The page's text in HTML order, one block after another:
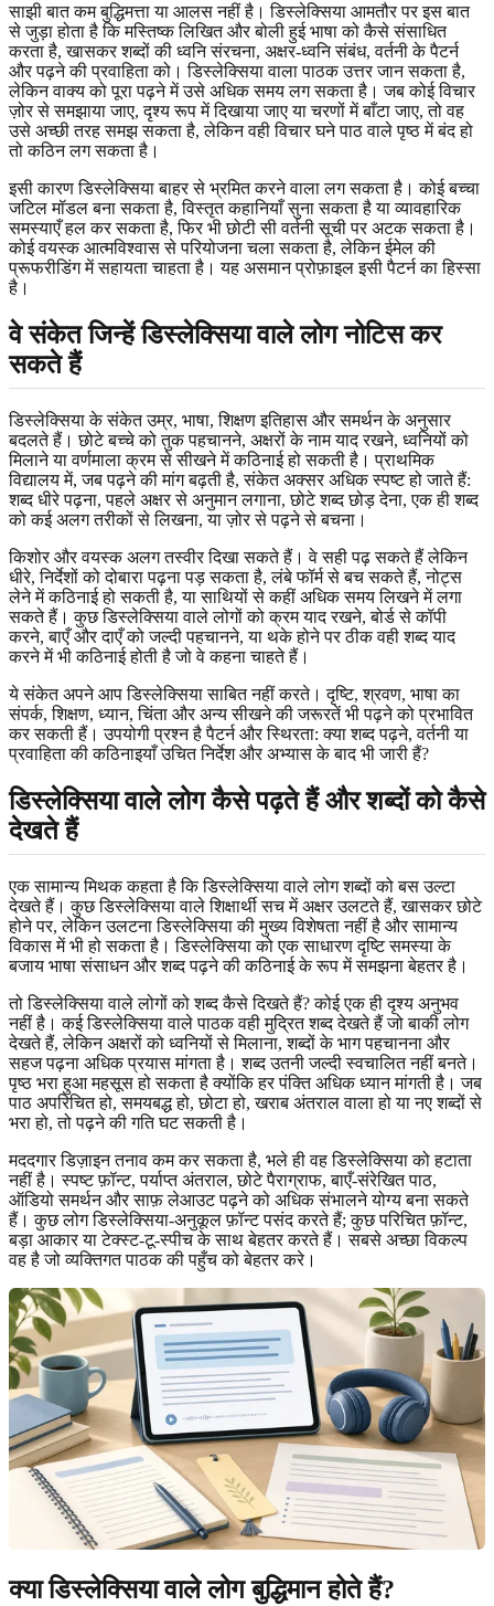
साझी बात कम बुद्धिमत्ता या आलस नहीं है। डिस्लेक्सिया आमतौर पर इस बात
से जुड़ा होता है कि मस्तिष्क लिखित और बोली हुई भाषा को कैसे संसाधित
करता है, खासकर शब्दों की ध्वनि संरचना, अक्षर-ध्वनि संबंध, वर्तनी के पैटर्न
और पढ़ने की प्रवाहिता को। डिस्लेक्सिया वाला पाठक उत्तर जान सकता है,
लेकिन वाक्य को पूरा पढ़ने में उसे अधिक समय लग सकता है। जब कोई विचार
ज़ोर से समझाया जाए, दृश्य रूप में दिखाया जाए या चरणों में बाँटा जाए, तो वह
उसे अच्छी तरह समझ सकता है, लेकिन वही विचार घने पाठ वाले पृष्ठ में बंद हो
तो कठिन लग सकता है।
इसी कारण डिस्लेक्सिया बाहर से भ्रमित करने वाला लग सकता है। कोई बच्चा
जटिल मॉडल बना सकता है, विस्तृत कहानियाँ सुना सकता है या व्यावहारिक
समस्याएँ हल कर सकता है, फिर भी छोटी सी वर्तनी सूची पर अटक सकता है।
कोई वयस्क आत्मविश्वास से परियोजना चला सकता है, लेकिन ईमेल की
प्रूफरीडिंग में सहायता चाहता है। यह असमान प्रोफ़ाइल इसी पैटर्न का हिस्सा
है।
वे संकेत जिन्हें डिस्लेक्सिया वाले लोग नोटिस कर
सकते हैं
डिस्लेक्सिया के संकेत उम्र, भाषा, शिक्षण इतिहास और समर्थन के अनुसार
बदलते हैं। छोटे बच्चे को तुक पहचानने, अक्षरों के नाम याद रखने, ध्वनियों को
मिलाने या वर्णमाला क्रम से सीखने में कठिनाई हो सकती है। प्राथमिक
विद्यालय में, जब पढ़ने की मांग बढ़ती है, संकेत अक्सर अधिक स्पष्ट हो जाते हैं:
शब्द धीरे पढ़ना, पहले अक्षर से अनुमान लगाना, छोटे शब्द छोड़ देना, एक ही शब्द
को कई अलग तरीकों से लिखना, या ज़ोर से पढ़ने से बचना।
किशोर और वयस्क अलग तस्वीर दिखा सकते हैं। वे सही पढ़ सकते हैं लेकिन
धीरे, निर्देशों को दोबारा पढ़ना पड़ सकता है, लंबे फॉर्म से बच सकते हैं, नोट्स
लेने में कठिनाई हो सकती है, या साथियों से कहीं अधिक समय लिखने में लगा
सकते हैं। कुछ डिस्लेक्सिया वाले लोगों को क्रम याद रखने, बोर्ड से कॉपी
करने, बाएँ और दाएँ को जल्दी पहचानने, या थके होने पर ठीक वही शब्द याद
करने में भी कठिनाई होती है जो वे कहना चाहते हैं।
ये संकेत अपने आप डिस्लेक्सिया साबित नहीं करते। दृष्टि, श्रवण, भाषा का
संपर्क, शिक्षण, ध्यान, चिंता और अन्य सीखने की जरूरतें भी पढ़ने को प्रभावित
कर सकती हैं। उपयोगी प्रश्न है पैटर्न और स्थिरता: क्या शब्द पढ़ने, वर्तनी या
प्रवाहिता की कठिनाइयाँ उचित निर्देश और अभ्यास के बाद भी जारी हैं?
डिस्लेक्सिया वाले लोग कैसे पढ़ते हैं और शब्दों को कैसे
देखते हैं
एक सामान्य मिथक कहता है कि डिस्लेक्सिया वाले लोग शब्दों को बस उल्टा
देखते हैं। कुछ डिस्लेक्सिया वाले शिक्षार्थी सच में अक्षर उलटते हैं, खासकर छोटे
होने पर, लेकिन उलटना डिस्लेक्सिया की मुख्य विशेषता नहीं है और सामान्य
विकास में भी हो सकता है। डिस्लेक्सिया को एक साधारण दृष्टि समस्या के
बजाय भाषा संसाधन और शब्द पढ़ने की कठिनाई के रूप में समझना बेहतर है।
तो डिस्लेक्सिया वाले लोगों को शब्द कैसे दिखते हैं? कोई एक ही दृश्य अनुभव
नहीं है। कई डिस्लेक्सिया वाले पाठक वही मुद्रित शब्द देखते हैं जो बाकी लोग
देखते हैं, लेकिन अक्षरों को ध्वनियों से मिलाना, शब्दों के भाग पहचानना और
सहज पढ़ना अधिक प्रयास मांगता है। शब्द उतनी जल्दी स्वचालित नहीं बनते।
पृष्ठ भरा हुआ महसूस हो सकता है क्योंकि हर पंक्ति अधिक ध्यान मांगती है। जब
पाठ अपरिचित हो, समयबद्ध हो, छोटा हो, खराब अंतराल वाला हो या नए शब्दों से
भरा हो, तो पढ़ने की गति घट सकती है।
मददगार डिज़ाइन तनाव कम कर सकता है, भले ही वह डिस्लेक्सिया को हटाता
नहीं है। स्पष्ट फ़ॉन्ट, पर्याप्त अंतराल, छोटे पैराग्राफ, बाएँ-संरेखित पाठ,
ऑडियो समर्थन और साफ़ लेआउट पढ़ने को अधिक संभालने योग्य बना सकते
हैं। कुछ लोग डिस्लेक्सिया-अनुकूल फ़ॉन्ट पसंद करते हैं; कुछ परिचित फ़ॉन्ट,
बड़ा आकार या टेक्स्ट-टू-स्पीच के साथ बेहतर करते हैं। सबसे अच्छा विकल्प
वह है जो व्यक्तिगत पाठक की पहुँच को बेहतर करे।
क्या डिस्लेक्सिया वाले लोग बुद्धिमान होते हैं?